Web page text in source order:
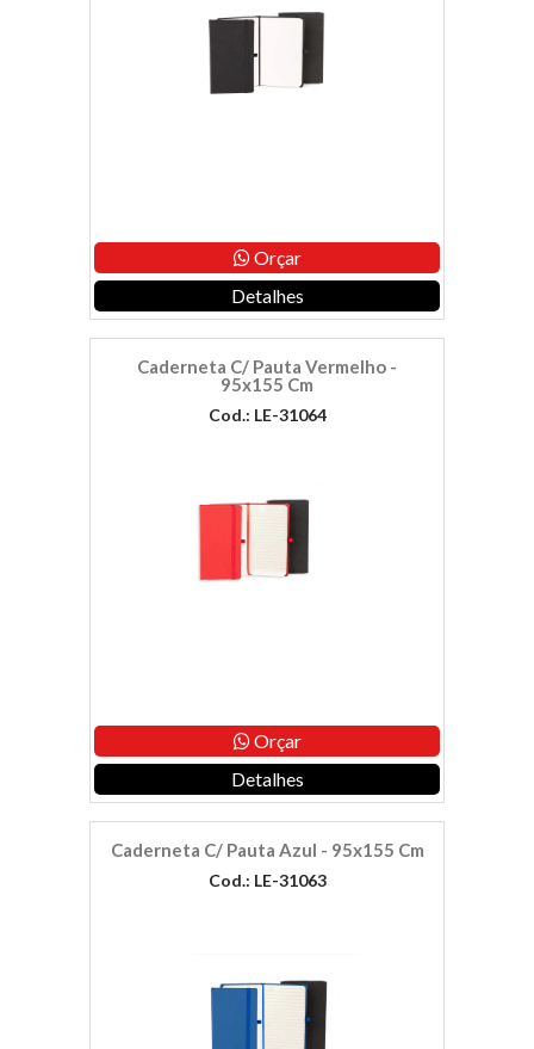
Orçar
Detalhes
Caderneta C/ Pauta Vermelho -
95x155 Cm
Cod.: LE-31064
Orçar
Detalhes
Caderneta C/ Pauta Azul - 95x155 Cm
Cod.: LE-31063